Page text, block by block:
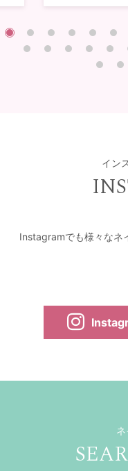
イン
Instagramでも様々なネ